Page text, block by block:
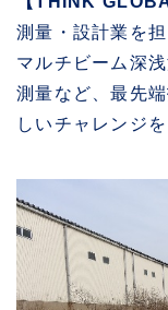
測量・設計業を担
マルチビーム深
測量など、最先
しいチャレンジ